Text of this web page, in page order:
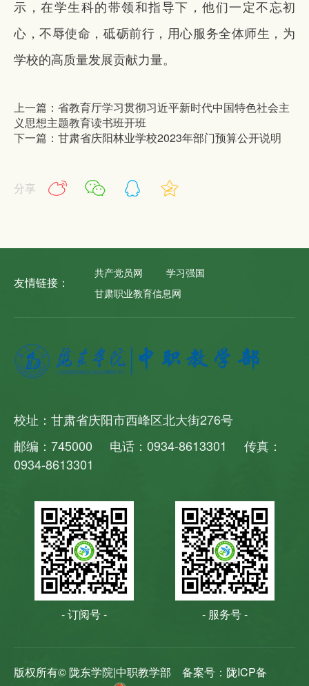
示，在学生科的带领和指导下，他们一定不忘初
心，不辱使命，砥砺前行，用心服务全体师生，为
学校的高质量发展贡献力量。
上一篇：省教育厅学习贯彻习近平新时代中国特色社会主
义思想主题教育读书班开班
下一篇：甘肃省庆阳林业学校2023年部门预算公开说明
分享
友情链接：
共产党员网
学习强国
甘肃职业教育信息网
校址：甘肃省庆阳市西峰区北大街276号
邮编：745000 电话：0934-8613301 传真：
0934-8613301
- 订阅号 - - 服务号 -
版权所有© 陇东学院|中职教学部 备案号：陇ICP备